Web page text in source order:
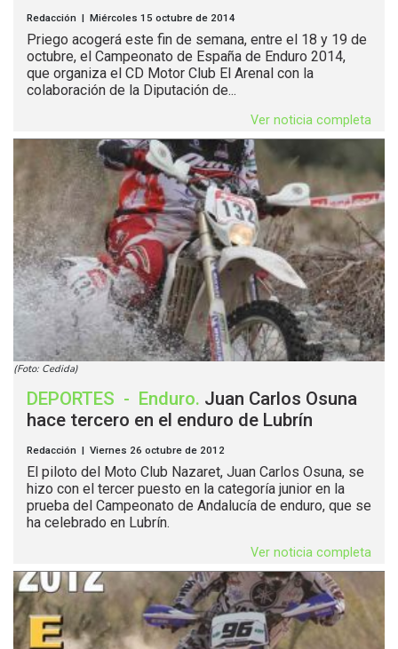
Redacción | Miércoles 15 octubre de 2014
Priego acogerá este fin de semana, entre el 18 y 19 de
octubre, el Campeonato de España de Enduro 2014,
que organiza el CD Motor Club El Arenal con la
colaboración de la Diputación de...
Ver noticia completa
(Foto: Cedida)
DEPORTES - Enduro. Juan Carlos Osuna
hace tercero en el enduro de Lubrín
Redacción | Viernes 26 octubre de 2012
El piloto del Moto Club Nazaret, Juan Carlos Osuna, se
hizo con el tercer puesto en la categoría junior en la
prueba del Campeonato de Andalucía de enduro, que se
ha celebrado en Lubrín.
Ver noticia completa